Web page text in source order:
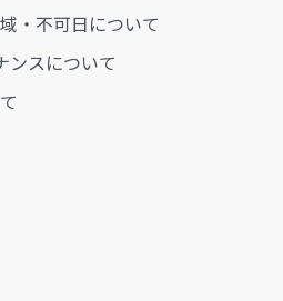
・不可日について
ンスについて